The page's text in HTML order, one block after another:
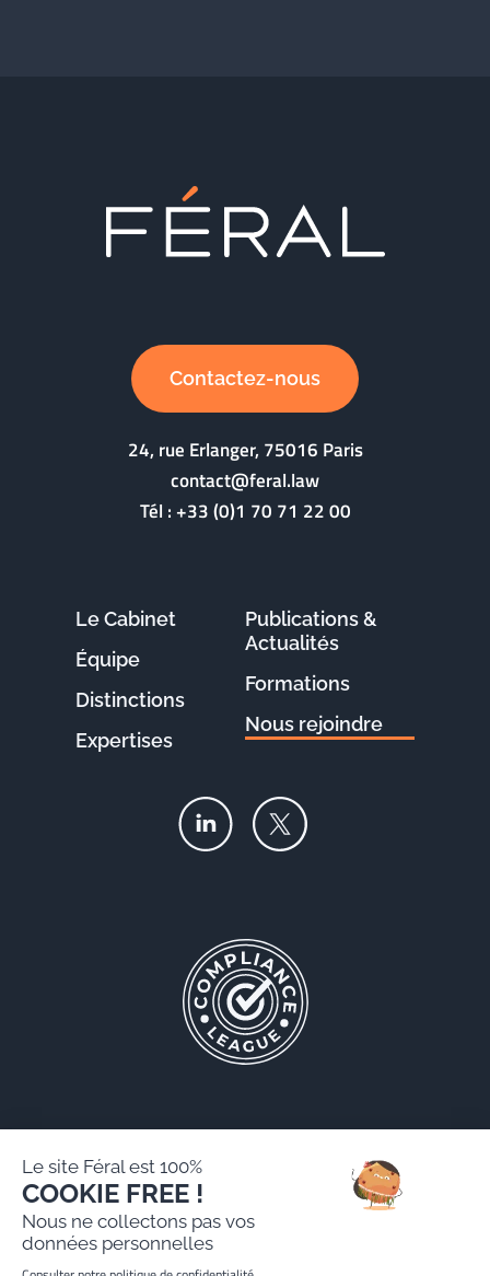
Contactez-nous
24, rue Erlanger, 75016 Paris
contact@feral.law
Tél :+33 (0)1 70 71 22 00
Le Cabinet
Équipe
Distinctions
Expertises
Publications &
Actualités
Formations
Nous rejoindre
Mentions légales
Politique de protection des données personnelles
Le site Féral est 100%
COOKIE FREE !
Nous ne collectons pas vos
données personnelles